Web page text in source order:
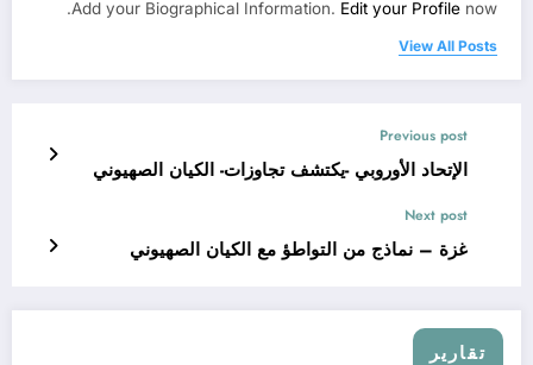
Add your Biographical Information. Edit your Profile now.
View All Posts
Previous post
الإتحاد الأوروبي -يكتشف تجاوزات- الكيان الصهيوني
Next post
غزة – نماذج من التواطؤ مع الكيان الصهيوني
تقارير